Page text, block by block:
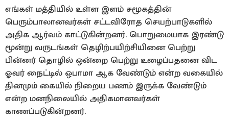
எங்கள் மத்தியில் உள்ள இளம் சமூகத்தின்
பெரும்பாலானவர்கள் சட்டவிரோத செயற்பாடுகளில்
அதிக ஆர்வம் காட்டுகின்றனர். பொறுமையாக இரண்டு
மூன்று வருடங்கள் தெழிற்பயிற்சியினை பெற்று
பின்னர் தொழில் ஒன்றை பெற்று உழைப்பதனை விட
ஓவர் நைட்டில் ஒபாமா ஆக வேண்டும் என்ற வகையில்
தினமும் கையில் நிறைய பணம் இருக்க வேண்டும்
என்ற மனநிலையில் அதிகமானவர்கள்
காணப்படுகின்றனர்.